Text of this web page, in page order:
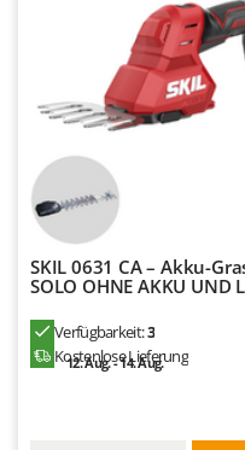
Redback
Resto Italia
Ribimex
Ripartrak
Ritter
River Systems
Robomow
Rossofuoco
Rover Pompe
Royal Food
SKIL 0631 CA – Akku-
SOLO OHNE AKKU UND
Verfügbarkeit:3
Kostenlose Lieferung
12. Aug. - 14. Aug.